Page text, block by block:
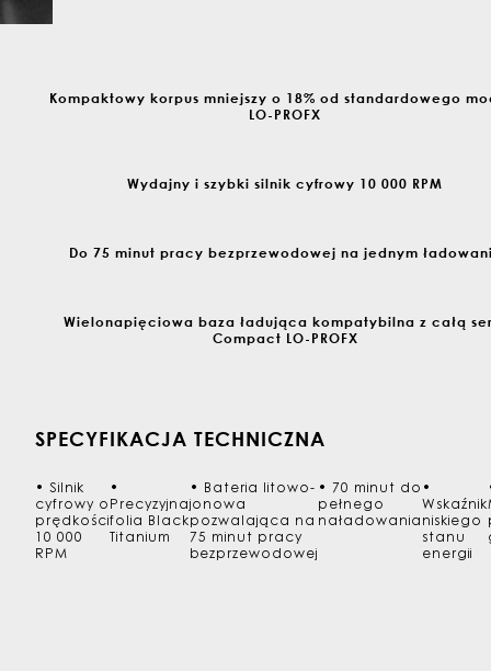
Kompaktowy korpus mniejszy o 18% od standardowego
LO-PROFX
Wydajny i szybki silnik cyfrowy 10 000 RPM
Do 75 minut pracy bezprzewodowej na jednym
Wielonapięciowa baza ładująca kompatybilna z całą
Compact LO-PROFX
SPECYFIKACJA TECHNICZNA
• Silnik
cyfrowy o
prędkości
10 000
RPM
•
Precyzyjna
folia Black
Titanium
•
Bateria litowo-
jonowa
pozwalająca na
75 minut pracy
bezprzewodowej
•
70 minut do
pełnego
naładowania
•
Wskaźnik
niskiego
stanu
energii